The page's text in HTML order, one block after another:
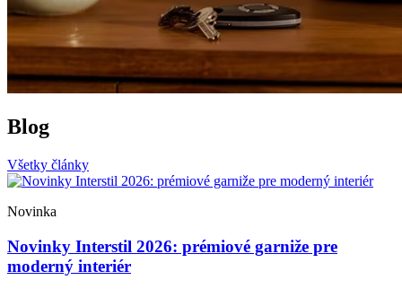
Blog
Všetky články
Novinka
Novinky Interstil 2026: prémiové garniže pre
moderný interiér